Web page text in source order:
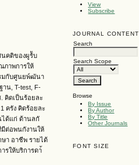
View
Subscribe
JOURNAL CONTENT
Search
Search Scope
Browse
By Issue
By Author
By Title
Other Journals
FONT SIZE
นคติของผูร้ับ
ภาพการให้
มกับศูนยพ์ฒันา
าน, T-test, F-
คิดเป็นร้อยละ
ครัง คิดร้อยละ
ได้แก่ ด้านลกั
ต่อพนกังานให้
า อาชีพ รายได้
รให้บริการดา้